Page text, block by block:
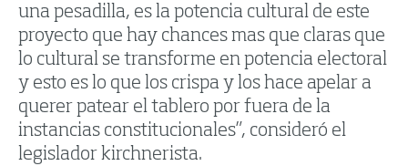
una pesadilla, es la potencia cultural de este
proyecto que hay chances mas que claras que
lo cultural se transforme en potencia electoral
y esto es lo que los crispa y los hace apelar a
querer patear el tablero por fuera de la
instancias constitucionales”, consideró el
legislador kirchnerista.